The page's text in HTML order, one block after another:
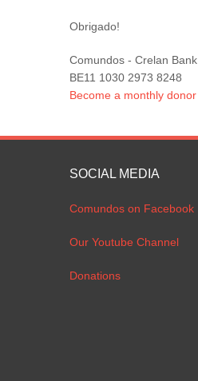
Obrigado!
Comundos - Crelan Bank
BE11 1030 2973 8248
Become a monthly donor
SOCIAL MEDIA
Comundos on Facebook
Our Youtube Channel
Donations